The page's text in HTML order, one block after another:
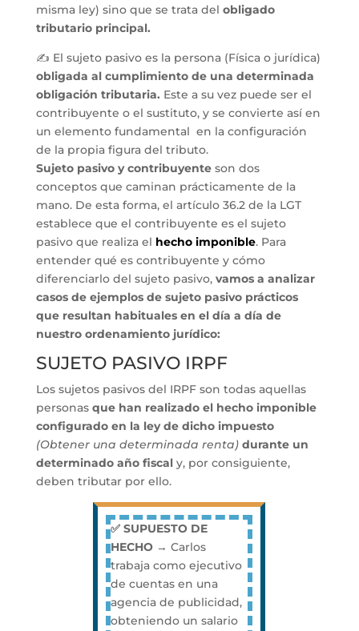
misma ley) sino que se trata del obligado
tributario principal.
✍ El sujeto pasivo es la persona (Física o jurídica)
obligada al cumplimiento de una determinada
obligación tributaria. Este a su vez puede ser el
contribuyente o el sustituto, y se convierte así en
un elemento fundamental en la configuración
de la propia figura del tributo.
Sujeto pasivo y contribuyenteson dos
conceptos que caminan prácticamente de la
mano. De esta forma, el artículo 36.2 de la LGT
establece que el contribuyente es el sujeto
pasivo que realiza el hecho imponible. Para
entender qué es contribuyente y cómo
diferenciarlo del sujeto pasivo, vamos a analizar
casos de ejemplos de sujeto pasivo prácticos
que resultan habituales en el día a día de
nuestro ordenamiento jurídico:
SUJETO PASIVO IRPF
Los sujetos pasivos del IRPF son todas aquellas
personas que han realizado el hecho imponible
configurado en la ley de dicho impuesto
(Obtener una determinada renta) durante un
determinado año fiscaly, por consiguiente,
deben tributar por ello.
✅ SUPUESTO DE
HECHO → Carlos
trabaja como ejecutivo
de cuentas en una
agencia de publicidad,
obteniendo un salario